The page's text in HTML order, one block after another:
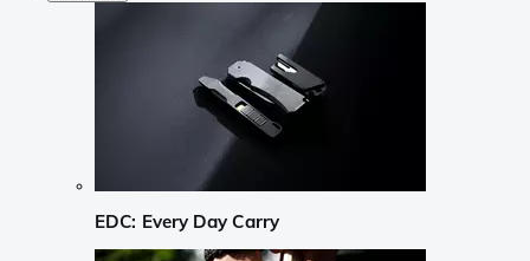
EDC: Every Day Carry